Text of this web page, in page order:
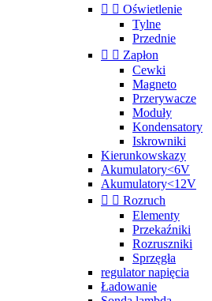
  Oświetlenie
Tylne
Przednie
  Zapłon
Cewki
Magneto
Przerywacze
Moduły
Kondensatory
Iskrowniki
Kierunkowskazy
Akumulatory<6V
Akumulatory<12V
  Rozruch
Elementy
Przekaźniki
Rozruszniki
Sprzęgła
regulator napięcia
Ładowanie